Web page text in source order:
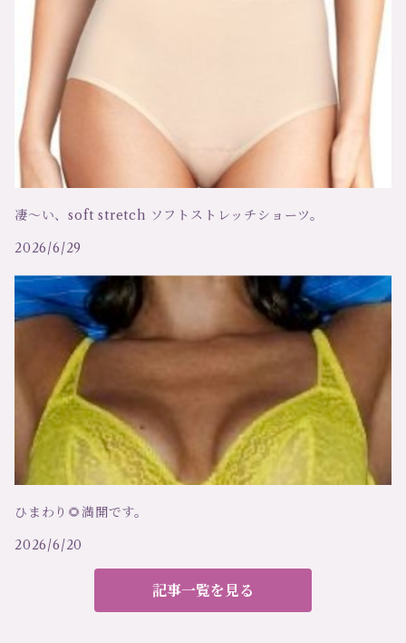
アリアンヌ
アートマリア、マディバ
テア
アンドレ サルダ
オスカリート
キアラ フィオリーニ
メゾンクローズ
ツインセット
ハンロ
ルナディセタ
ドレス、ワンピース
ローブ、ガウン
ガーターベルト
カーディガン
セーター
ベスト
スリーインワン（ビスチェ）
ルームウェア
ハーネス
補正・矯正ブラ
キャップ リボン
凄～い、soft stretch ソフトストレッチショーツ。
2026/6/29
ひまわり🌻満開です。
2026/6/20
記事一覧を見る